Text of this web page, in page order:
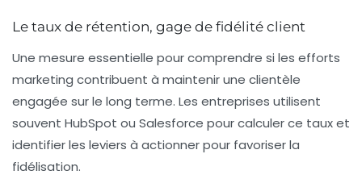
Le taux de rétention, gage de fidélité client
Une mesure essentielle pour comprendre si les efforts
marketing contribuent à maintenir une clientèle
engagée sur le long terme. Les entreprises utilisent
souvent HubSpot ou Salesforce pour calculer ce taux et
identifier les leviers à actionner pour favoriser la
fidélisation.